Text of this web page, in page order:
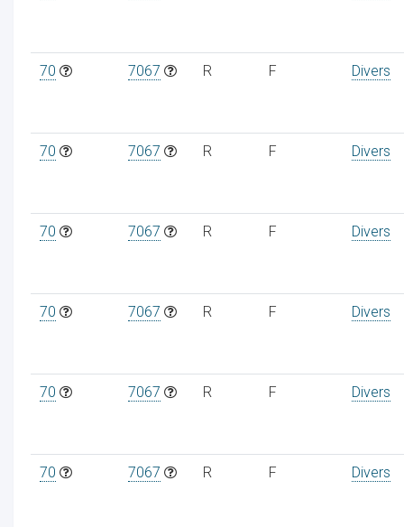
70 7067 R F Divers
70 7067 R F Divers
70 7067 R F Divers
70 7067 R F Divers
70 7067 R F Divers
70 7067 R F Divers